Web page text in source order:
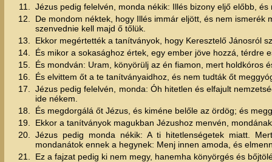
11.
Jézus pedig felelvén, monda nékik: Illés bizony eljő előbb,
12.
De mondom néktek, hogy Illés immár eljött, és nem
szenvednie kell majd ő tőlük.
13.
Ekkor megértették a tanítványok, hogy Keresztelő Jánosról
14.
És mikor a sokasághoz értek, egy ember jöve hozzá, térdre
15.
És mondván: Uram, könyörülj az én fiamon, mert holdkóros
16.
És elvittem őt a te tanítványaidhoz, és nem tudták őt
17.
Jézus pedig felelvén, monda: Óh hitetlen és elfajult
ide nékem.
18.
És megdorgálá őt Jézus, és kiméne belőle az ördög; és
19.
Ekkor a tanítványok magukban Jézushoz menvén,
20.
Jézus pedig monda nékik: A ti hitetlenségetek miatt.
mondanátok ennek a hegynek: Menj innen amoda, és
21.
Ez a fajzat pedig ki nem megy, hanemha könyörgés és